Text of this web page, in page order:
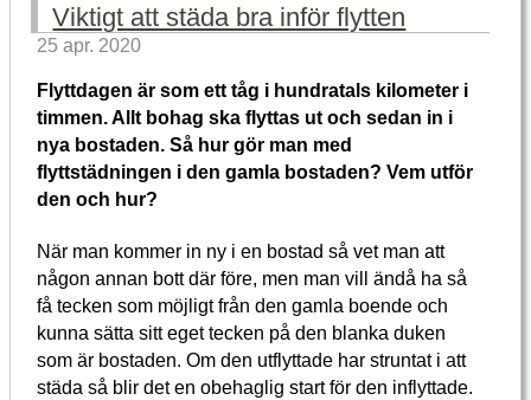
Viktigt att städa bra inför flytten
25 apr. 2020
Flyttdagen är som ett tåg i hundratals kilometer i
timmen. Allt bohag ska flyttas ut och sedan in i
nya bostaden. Så hur gör man med
flyttstädningen i den gamla bostaden? Vem utför
den och hur?
När man kommer in ny i en bostad så vet man att
någon annan bott där före, men man vill ändå ha så
få tecken som möjligt från den gamla boende och
kunna sätta sitt eget tecken på den blanka duken
som är bostaden. Om den utflyttade har struntat i att
städa så blir det en obehaglig start för den inflyttade.